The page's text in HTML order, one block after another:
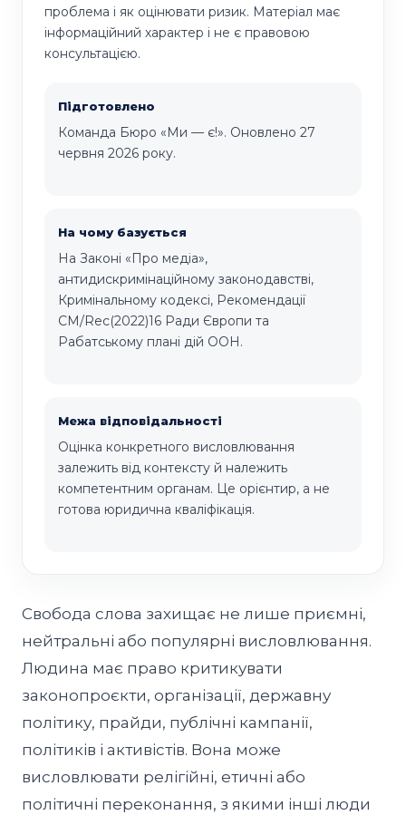
проблема і як оцінювати ризик. Матеріал має
інформаційний характер і не є правовою
консультацією.
Підготовлено
Команда Бюро «Ми — є!». Оновлено 27
червня 2026 року.
На чому базується
На Законі «Про медіа»,
антидискримінаційному законодавстві,
Кримінальному кодексі, Рекомендації
CM/Rec(2022)16 Ради Європи та
Рабатському плані дій ООН.
Межа відповідальності
Оцінка конкретного висловлювання
залежить від контексту й належить
компетентним органам. Це орієнтир, а не
готова юридична кваліфікація.
Свобода слова захищає не лише приємні,
нейтральні або популярні висловлювання.
Людина має право критикувати
законопроєкти, організації, державну
політику, прайди, публічні кампанії,
політиків і активістів. Вона може
висловлювати релігійні, етичні або
політичні переконання, з якими інші люди